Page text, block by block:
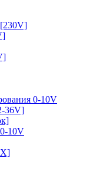
0-10V
36V]
10V